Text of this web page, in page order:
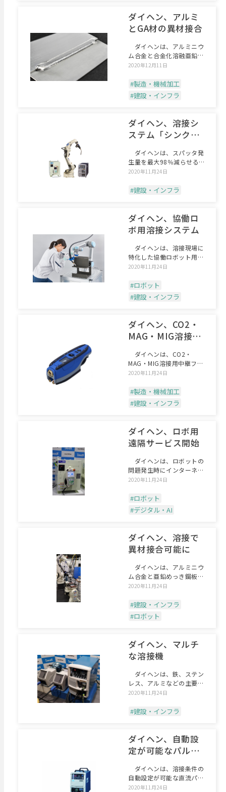
ダイヘン、アルミ
とGA材の異材接合
ダイヘンは、アルミニウ
ム合金と合金化溶融亜鉛め
っき鋼板（GA材）の異材
2020年12月11日
#製造・機械加工
#建設・インフラ
ダイヘン、溶接シ
ステム「シンクロ
ダイヘンは、スパッタ発
生量を最大98％減らせる溶
接システム「シンクロフ
2020年11月24日
#建設・インフラ
ダイヘン、協働ロ
ボ用溶接システム
ダイヘンは、溶接現場に
特化した協働ロボット用溶
接システム「Welbee
2020年11月24日
#ロボット
#建設・インフラ
ダイヘン、CO2・
MAG・MIG溶接用
テム
ダイヘンは、CO2・
MAG・MIG溶接用中継フィ
ーダシステム「デジタル
2020年11月24日
#製造・機械加工
#建設・インフラ
ダイヘン、ロボ用
遠隔サービス開始
ダイヘンは、ロボットの
問題発生時にインターネッ
ト経由で状態把握や遠隔操
2020年11月24日
#ロボット
#デジタル・AI
ダイヘン、溶接で
異材接合可能に
ダイヘンは、アルミニウ
ム合金と亜鉛めっき鋼板の
異材接合ができるレーザ・
2020年11月24日
#建設・インフラ
#ロボット
ダイヘン、マルチ
な溶接機
ダイヘンは、鉄、ステン
レス、アルミなどの主要な
材質に1台で対応できるC
2020年11月24日
#建設・インフラ
ダイヘン、自動設
定が可能なパルス
ダイヘンは、溶接条件の
自動設定が可能な直流パル
スTIG溶接機「デジタル
2020年11月24日